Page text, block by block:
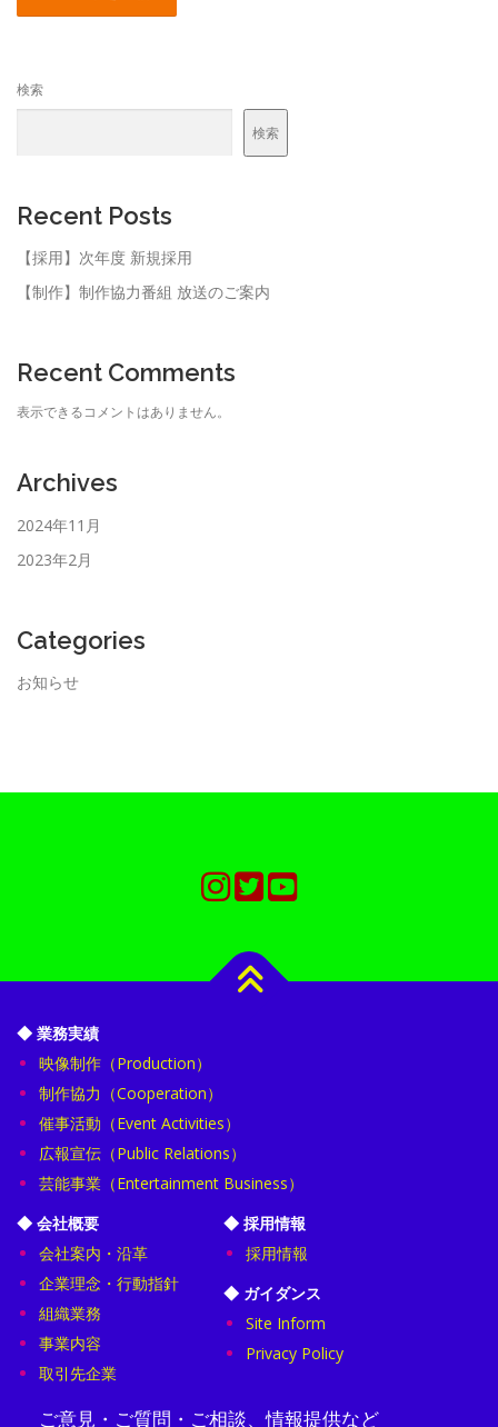
検索
検索
Recent Posts
【採用】次年度 新規採用
【制作】制作協力番組 放送のご案内
Recent Comments
表示できるコメントはありません。
Archives
2024年11月
2023年2月
Categories
お知らせ
映像制作（Production）
制作協力（Cooperation）
催事活動（Event Activities）
広報宣伝（Public Relations）
芸能事業（Entertainment Business）
会社案内・沿革
企業理念・行動指針
組織業務
事業内容
取引先企業
採用情報
Site Inform
Privacy Policy
ご意見・ご質問・ご相談、情報提供など